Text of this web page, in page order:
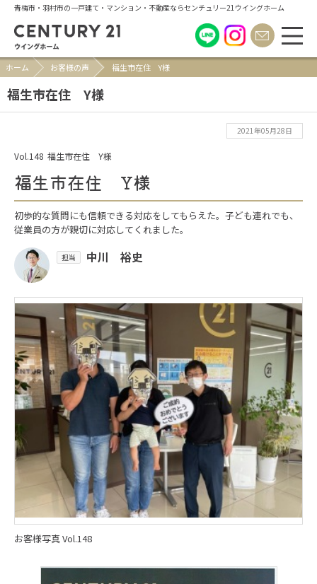
青梅市・羽村市の一戸建て・マンション・不動産ならセンチュリー21ウイングホーム
ホーム お客様の声 福生市在住 Y様
福生市在住 Y様
2021年05月28日
Vol.148 福生市在住 Y様
福生市在住 Y様
初歩的な質問にも信頼できる対応をしてもらえた。子ども連れでも、
従業員の方が親切に対応してくれました。
担当 中川 裕史
お客様写真 Vol.148